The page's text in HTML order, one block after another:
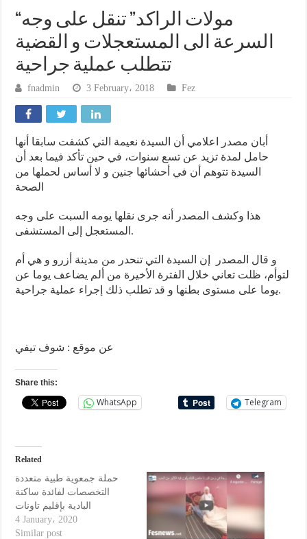
“مولات الراكد” تنقل على وجه
السرعة الى المستعجلات و القضية
تتطلب عملية جراحية
fnadmin 3 February، 2018 Fez
أبان مصدر اعلامي أن السيدة نعيمة التي كشفت سابقا أنها
حامل لمدة تزيد عن تسع سنوات، في حين تأكد فيما بعد أن
السيدة تتوهم أن في أحشائها جنين و لا أساس لحملها من
الصحة
هذا وكشف المصدر أنه جرى نقلها يومه السبت على وجه
المستعجل إلى المستشفى.
و قال المصدر إن السيدة التي تنحدر من مدينة أزرو و هي أم
لتوأم، ظلت تعاني خلال الفترة الأخيرة من ألم يضاعف يوما عن
يوما على مستوى بطنها و قد تطلب ذلك إجراء عملية جراحية.
عن موقع : شوف تيفي
Share this:
WhatsApp Telegram
Related
حملة جمعوية طبية متعددة
التخصصات لفائدة ساكنة
البادية بإقليم تاونات
4 January، 2020
Similar post